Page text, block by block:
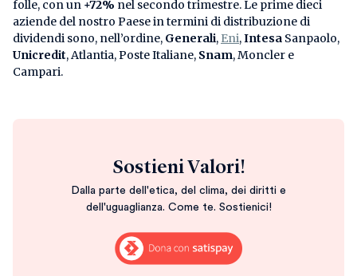
folle, con un +72% nel secondo trimestre. Le prime dieci
aziende del nostro Paese in termini di distribuzione di
dividendi sono, nell’ordine, Generali, Eni,Intesa Sanpaolo,
Unicredit, Atlantia, Poste Italiane, Snam, Moncler e
Campari.
Sostieni Valori!
Dalla parte dell'etica, del clima, dei diritti e
dell'uguaglianza. Come te. Sostienici!